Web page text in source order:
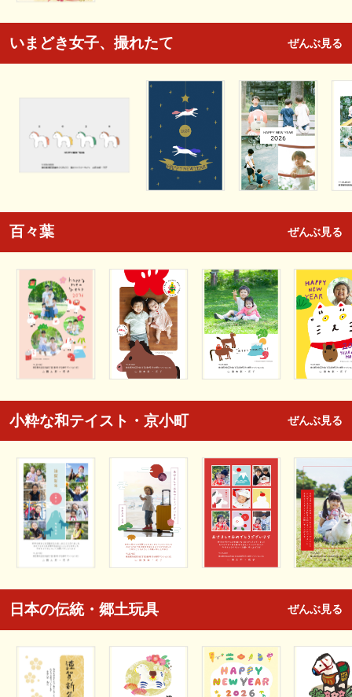
いまどき女子、撮れたて ぜんぶ見る
百々葉 ぜんぶ見る
小粋な和テイスト・京小町 ぜんぶ見る
日本の伝統・郷土玩具 ぜんぶ見る